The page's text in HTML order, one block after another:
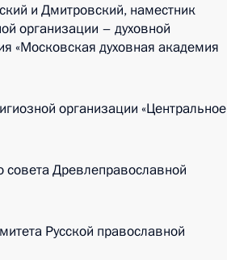
и Дмитровский, наместник
организации – духовной
«Московская духовная академия
организации «Центральное
совета Древлеправославной
Русской православной